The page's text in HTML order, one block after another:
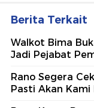
kepada sosok polisi
5